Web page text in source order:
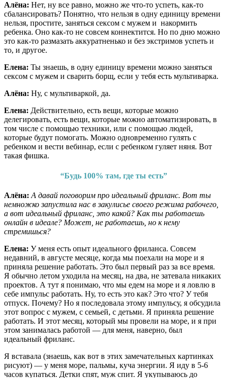
Алёна: Нет, ну все равно, можно же что-то успеть, как-то
сбалансировать? Понятно, что нельзя в одну единицу времени
нельзя, простите, заняться сексом с мужем и накормить
ребенка. Оно как-то не совсем коннектится. Но по дню можно
это как-то размазать аккуратненько и без экстримов успеть и
то, и другое.
Елена: Ты знаешь, в одну единицу времени можно заняться
сексом с мужем и сварить борщ, если у тебя есть мультиварка.
Алёна: Ну, с мультиваркой, да.
Елена: Действительно, есть вещи, которые можно
делегировать, есть вещи, которые можно автоматизировать, в
том числе с помощью техники, или с помощью людей,
которые будут помогать. Можно одновременно гулять с
ребенком и вести вебинар, если с ребенком гуляет няня. Вот
такая фишка.
“Будь 100% там, где ты есть”
Алёна: А давай поговорим про идеальный фриланс. Вот ты
немножко запустила нас в закулисье своего режима рабочего,
а вот идеальный фриланс, это какой? Как ты работаешь
онлайн в идеале? Может, не работаешь, но к нему
стремишься?
Елена: У меня есть опыт идеального фриланса. Совсем
недавний, в августе месяце, когда мы поехали на море и я
приняла решение работать. Это был первый раз за все время.
Я обычно летом уходила на месяц, на два, не затевала никаких
проектов. А тут я понимаю, что мы едем на море и я ловлю в
себе импульс работать. Ну, то есть это как? Это что? У тебя
отпуск. Почему? Но я последовала этому импульсу, я обсудила
этот вопрос с мужем, с семьей, с детьми. Я приняла решение
работать. И этот месяц, который мы провели на море, и я при
этом занималась работой — для меня, наверно, был
идеальный фриланс.
Я вставала (знаешь, как вот в этих замечательных картинках
рисуют) — у меня море, пальмы, куча энергии. Я иду в 5-6
часов купаться. Детки спят, муж спит. Я укупываюсь до